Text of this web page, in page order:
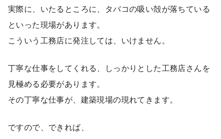
実際に、いたるところに、タバコの吸い殻が落ちている
といった現場があります。
こういう工務店に発注しては、いけません。
丁寧な仕事をしてくれる、しっかりとした工務店さんを
見極める必要があります。
その丁寧な仕事が、建築現場の現れてきます。
ですので、できれば、